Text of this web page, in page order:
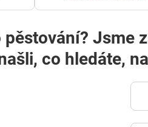
Jsme
co hledáte,